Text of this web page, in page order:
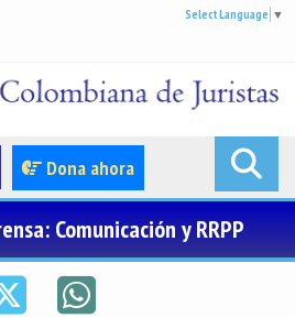
Select Language ▼
Dona ahora
Comunicación y RRPP